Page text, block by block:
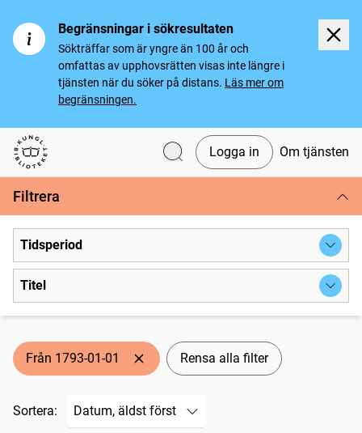
Begränsningar i sökresultaten
Sökträffar som är yngre än 100 år och
omfattas av upphovsrätten visas inte längre i
tjänsten när du söker på distans. Läs mer om
begränsningen.
Svenska tidningar
Logga in Om tjänsten
Filtrera
Tidsperiod
Titel
Från 1793-01-01 Rensa alla filter
Sortera: